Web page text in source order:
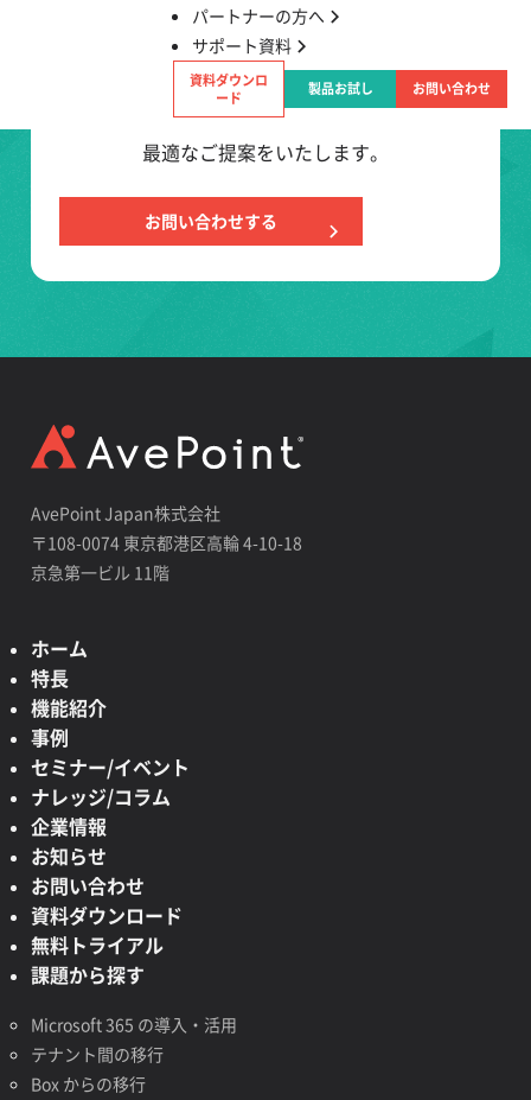
パートナーの方へ
サポート資料
資料ダウンロ
ード
製品お試し お問い合わせ
お問い合わせ
貴社のご利用目的・予算に合わせて
最適なご提案をいたします。
お問い合わせする
AvePoint Japan株式会社
〒108-0074 東京都港区高輪 4-10-18
京急第一ビル 11階
ホーム
特長
機能紹介
事例
セミナー/イベント
ナレッジ/コラム
企業情報
お知らせ
お問い合わせ
資料ダウンロード
無料トライアル
課題から探す
Microsoft 365 の導入・活用
テナント間の移行
Box からの移行